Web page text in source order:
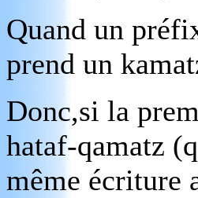
Quand un
prend un
Donc,si la
hataf-qamatz
même écriture